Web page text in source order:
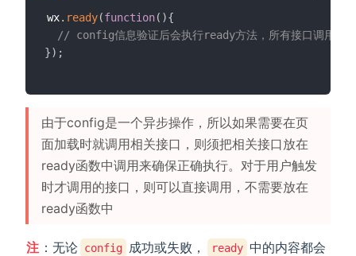
wx. ready(function( ){
// config信息验证后会执行ready方法，所有接口调用都必
}) ;
由于config是一个异步操作，所以如果需要在页
面加载时就调用相关接口，则须把相关接口放在
ready函数中调用来确保正确执行。对于用户触发
时才调用的接口，则可以直接调用，不需要放在
ready函数中
注 ：无论 config 成功或失败， ready 中的内容都会